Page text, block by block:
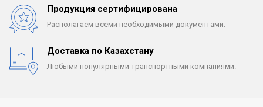
Продукция сертифицирована
Располагаем всеми необходимыми документами.
Доставка по Казахстану
Любыми популярными транспортными компаниями.